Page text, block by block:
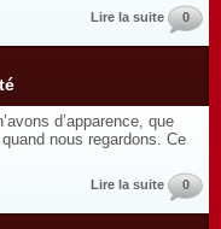
Lire la suite 0
d’apparence, que
nous regardons. Ce
Lire la suite 0